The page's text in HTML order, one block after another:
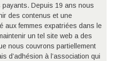
Depuis 19 ans nous
des contenus et une
aux femmes expatriées dans le
un tel site web a des
nous couvrons partiellement
d’adhésion à l’association qui